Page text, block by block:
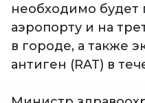
необходимо будет
аэропорту и на
в городе, а также
антиген (RAT) в